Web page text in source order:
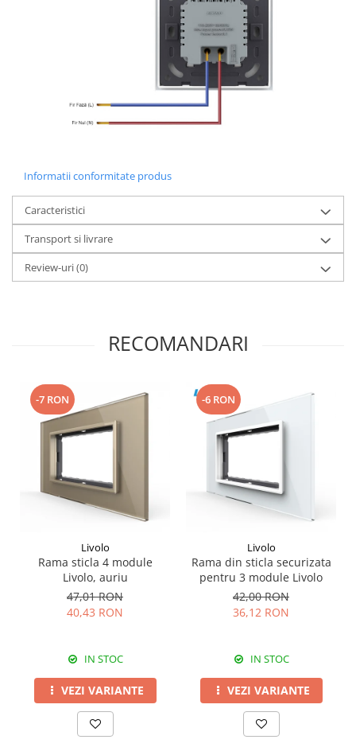
Informatii conformitate produs
Caracteristici
Transport si livrare
Review-uri(0)
RECOMANDARI
-7 RON
Livolo
Rama sticla 4 module
Livolo, auriu
47,01 RON
40,43 RON
IN STOC
VEZI VARIANTE
-6 RON
Livolo
Rama din sticla securizata
pentru 3 module Livolo
42,00 RON
36,12 RON
IN STOC
VEZI VARIANTE